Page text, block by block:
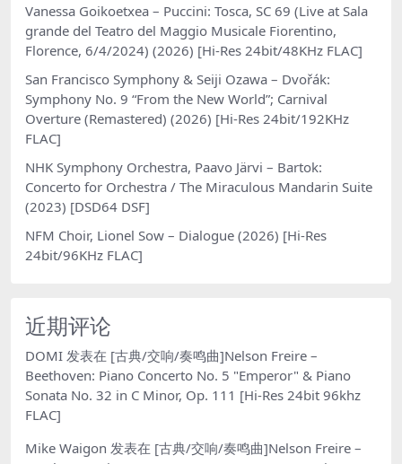
Vanessa Goikoetxea – Puccini: Tosca, SC 69 (Live at Sala
grande del Teatro del Maggio Musicale Fiorentino,
Florence, 6/4/2024) (2026) [Hi-Res 24bit/48KHz FLAC]
San Francisco Symphony & Seiji Ozawa – Dvořák:
Symphony No. 9 “From the New World”; Carnival
Overture (Remastered) (2026) [Hi-Res 24bit/192KHz
FLAC]
NHK Symphony Orchestra, Paavo Järvi – Bartok:
Concerto for Orchestra / The Miraculous Mandarin Suite
(2023) [DSD64 DSF]
NFM Choir, Lionel Sow – Dialogue (2026) [Hi-Res
24bit/96KHz FLAC]
近期评论
DOMI 发表在 [古典/交响/奏鸣曲]Nelson Freire –
Beethoven: Piano Concerto No. 5 "Emperor" & Piano
Sonata No. 32 in C Minor, Op. 111 [Hi-Res 24bit 96khz
FLAC]
Mike Waigon 发表在 [古典/交响/奏鸣曲]Nelson Freire –